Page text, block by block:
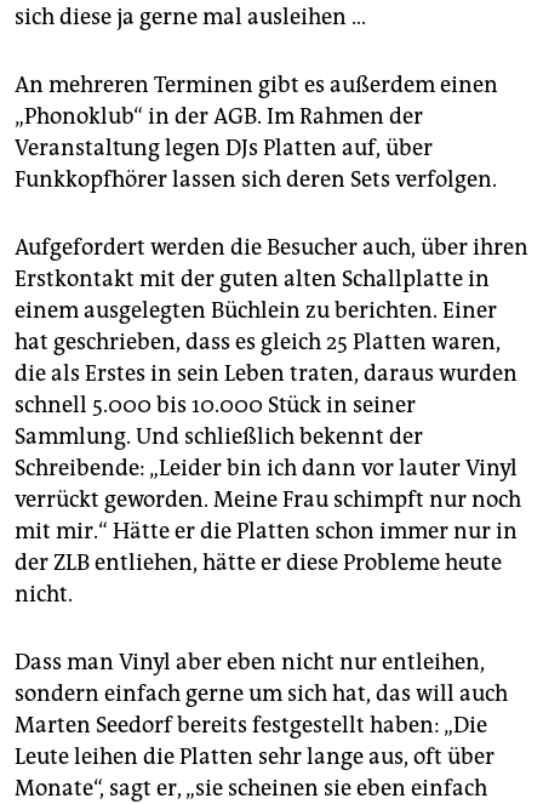
sich diese ja gerne mal ausleihen …
An mehreren Terminen gibt es außerdem einen
„Phonoklub“ in der AGB. Im Rahmen der
Veranstaltung legen DJs Platten auf, über
Funkkopfhörer lassen sich deren Sets verfolgen.
Aufgefordert werden die Besucher auch, über ihren
Erstkontakt mit der guten alten Schallplatte in
einem ausgelegten Büchlein zu berichten. Einer
hat geschrieben, dass es gleich 25 Platten waren,
die als Erstes in sein Leben traten, daraus wurden
schnell 5.000 bis 10.000 Stück in seiner
Sammlung. Und schließlich bekennt der
Schreibende: „Leider bin ich dann vor lauter Vinyl
verrückt geworden. Meine Frau schimpft nur noch
mit mir.“ Hätte er die Platten schon immer nur in
der ZLB entliehen, hätte er diese Probleme heute
nicht.
Dass man Vinyl aber eben nicht nur entleihen,
sondern einfach gerne um sich hat, das will auch
Marten Seedorf bereits festgestellt haben: „Die
Leute leihen die Platten sehr lange aus, oft über
Monate“, sagt er, „sie scheinen sie eben einfach